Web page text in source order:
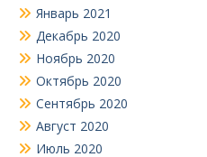
Январь 2021
Декабрь 2020
Ноябрь 2020
Октябрь 2020
Сентябрь 2020
Август 2020
Июль 2020